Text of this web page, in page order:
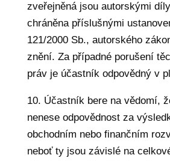
zveřejněná jsou autorskými
chráněna příslušnými
121/2000 Sb., autorského
znění. Za případné porušení
práv je účastník odpovědný v
10. Účastník bere na vědomí,
nenese odpovědnost za
obchodním nebo finančním
neboť ty jsou závislé na